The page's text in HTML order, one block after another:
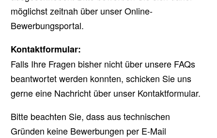
möglichst zeitnah über unser Online-
Bewerbungsportal.
Kontaktformular:
Falls Ihre Fragen bisher nicht über unsere FAQs
beantwortet werden konnten, schicken Sie uns
gerne eine Nachricht über unser Kontaktformular.
Bitte beachten Sie, dass aus technischen
Gründen keine Bewerbungen per E-Mail